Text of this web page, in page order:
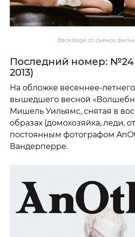
Backstage со съемок
Последний номер: №24
2013)
На обложке весеннее-
вышедшего весной «Волшебника
Мишель Уильямс, снятая в
образах (домохозяйка, леди, оторва, скво и т.д.)
постоянным фотографом
Вандерперре.